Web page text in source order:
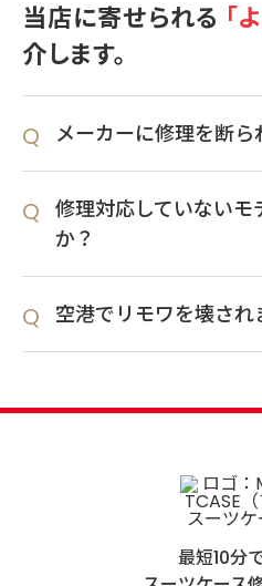
ーツケースを発送します（最
理代金が合計1万円以上の場合
当店に寄せられる 「
介します。
メーカーに修理を断
修理対応していないモ
か？
空港でリモワを壊され
最短10分